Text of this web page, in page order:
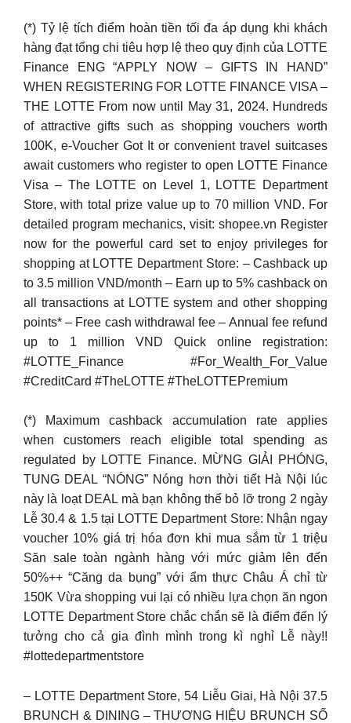
(*) Tỷ lệ tích điểm hoàn tiền tối đa áp dụng khi khách
hàng đạt tổng chi tiêu hợp lệ theo quy định của LOTTE
Finance ENG “APPLY NOW – GIFTS IN HAND”
WHEN REGISTERING FOR LOTTE FINANCE VISA –
THE LOTTE From now until May 31, 2024. Hundreds
of attractive gifts such as shopping vouchers worth
100K, e-Voucher Got It or convenient travel suitcases
await customers who register to open LOTTE Finance
Visa – The LOTTE on Level 1, LOTTE Department
Store, with total prize value up to 70 million VND. For
detailed program mechanics, visit: shopee.vn Register
now for the powerful card set to enjoy privileges for
shopping at LOTTE Department Store: – Cashback up
to 3.5 million VND/month – Earn up to 5% cashback on
all transactions at LOTTE system and other shopping
points* – Free cash withdrawal fee – Annual fee refund
up to 1 million VND Quick online registration:
#LOTTE_Finance #For_Wealth_For_Value
#CreditCard #TheLOTTE #TheLOTTEPremium
(*) Maximum cashback accumulation rate applies
when customers reach eligible total spending as
regulated by LOTTE Finance. MỪNG GIẢI PHÓNG,
TUNG DEAL “NÓNG” Nóng hơn thời tiết Hà Nội lúc
này là loạt DEAL mà bạn không thể bỏ lỡ trong 2 ngày
Lễ 30.4 & 1.5 tại LOTTE Department Store: Nhận ngay
voucher 10% giá trị hóa đơn khi mua sắm từ 1 triệu
Săn sale toàn ngành hàng với mức giảm lên đến
50%++ “Căng da bụng” với ẩm thực Châu Á chỉ từ
150K Vừa shopping vui lại có nhiều lựa chọn ăn ngon
LOTTE Department Store chắc chắn sẽ là điểm đến lý
tưởng cho cả gia đình mình trong kì nghỉ Lễ này!!
#lottedepartmentstore
– LOTTE Department Store, 54 Liễu Giai, Hà Nội 37.5
BRUNCH & DINING – THƯƠNG HIỆU BRUNCH SỐ